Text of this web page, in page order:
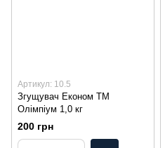
Артикул: 10.5
Згущувач Економ ТМ
Олімпіум 1,0 кг
200 грн